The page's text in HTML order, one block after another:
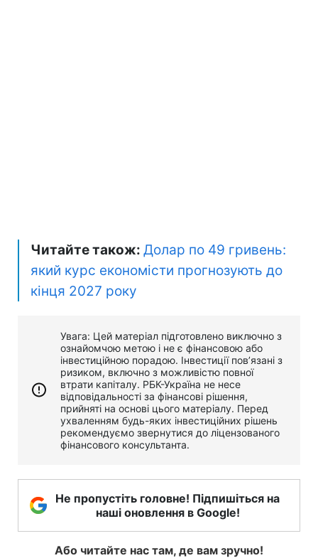
Читайте також: Долар по 49 гривень:
який курс економісти прогнозують до
кінця 2027 року
Увага: Цей матеріал підготовлено виключно з
ознайомчою метою і не є фінансовою або
інвестиційною порадою. Інвестиції пов’язані з
ризиком, включно з можливістю повної
втрати капіталу. РБК-Україна не несе
відповідальності за фінансові рішення,
прийняті на основі цього матеріалу. Перед
ухваленням будь-яких інвестиційних рішень
рекомендуємо звернутися до ліцензованого
фінансового консультанта.
Не пропустіть головне! Підпишіться на
наші оновлення в Google!
Або читайте нас там, де вам зручно!